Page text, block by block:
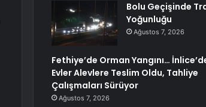
Bolu Geçişinde
Yoğunluğu
Ağustos 7, 2026
Fethiye’de Orman Yangını…
Evler Alevlere Teslim Oldu, Tahliye
Çalışmaları Sürüyor
Ağustos 7, 2026